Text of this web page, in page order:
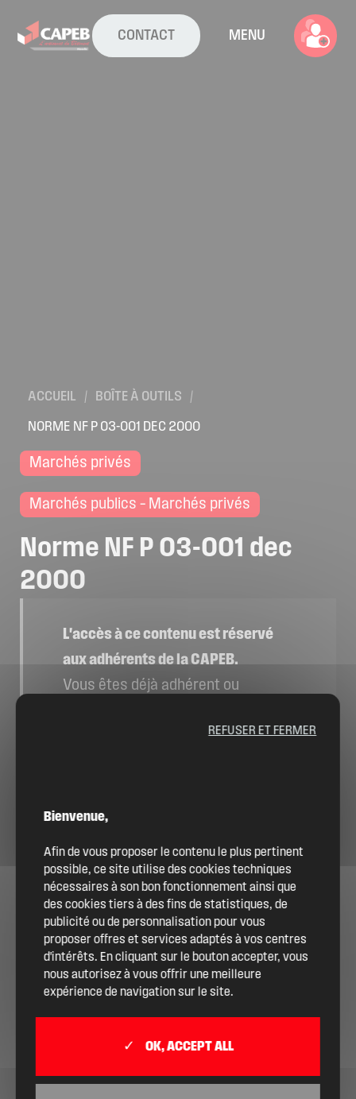
CONTACT MENU
ACCUEIL / BOÎTE À OUTILS
/
NORME NF P 03-001 DEC 2000
Marchés privés
Marchés publics – Marchés privés
Norme NF P 03-001 dec
2000
L'accès à ce contenu est réservé
aux adhérents de la CAPEB.
Vous êtes déjà adhérent ou
Bienvenue,
Afin de vous proposer le contenu le plus pertinent
possible, ce site utilise des cookies techniques
nécessaires à son bon fonctionnement ainsi que
des cookies tiers à des fins de statistiques, de
publicité ou de personnalisation pour vous
proposer offres et services adaptés à vos centres
d'intérêts. En cliquant sur le bouton accepter, vous
nous autorisez à vous offrir une meilleure
expérience de navigation sur le site.
OK, ACCEPT ALL
REFUSER ET FERMER